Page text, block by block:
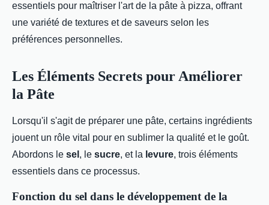
essentiels pour maîtriser l'art de la pâte à pizza, offrant
une variété de textures et de saveurs selon les
préférences personnelles.
Les Éléments Secrets pour Améliorer
la Pâte
Lorsqu'il s'agit de préparer une pâte, certains ingrédients
jouent un rôle vital pour en sublimer la qualité et le goût.
Abordons le sel , le sucre, et la levure, trois éléments
essentiels dans ce processus.
Fonction du sel dans le développement de la